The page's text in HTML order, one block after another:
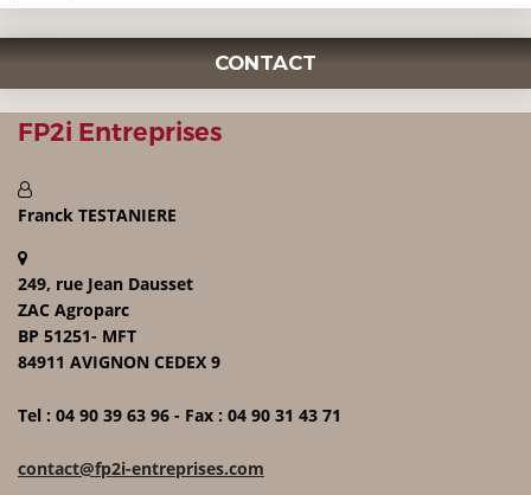
CONTACT
FP2i Entreprises
Franck TESTANIERE
249, rue Jean Dausset
ZAC Agroparc
BP 51251- MFT
84911 AVIGNON CEDEX 9
Tel : 04 90 39 63 96 - Fax : 04 90 31 43 71
contact@fp2i-entreprises.com